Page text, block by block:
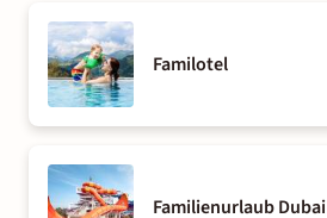
Familotel
Familienurlaub Dubai